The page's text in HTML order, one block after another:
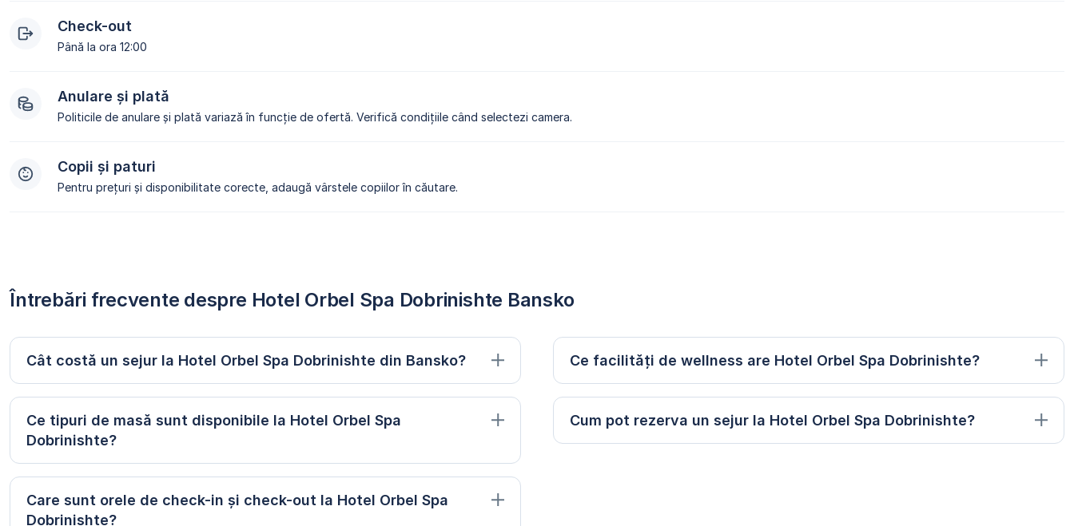
Check-out
Până la ora 12:00
Anulare și plată
Politicile de anulare și plată variază în funcție de ofertă. Verifică condițiile când selectezi camera.
Copii și paturi
Pentru prețuri și disponibilitate corecte, adaugă vârstele copiilor în căutare.
Întrebări frecvente despre Hotel Orbel Spa Dobrinishte Bansko
Cât costă un sejur la Hotel Orbel Spa Dobrinishte din Bansko?
Ce tipuri de masă sunt disponibile la Hotel Orbel Spa
Dobrinishte?
Care sunt orele de check-in și check-out la Hotel Orbel Spa
Dobrinishte?
Ce facilități de wellness are Hotel Orbel Spa Dobrinishte?
Cum pot rezerva un sejur la Hotel Orbel Spa Dobrinishte?